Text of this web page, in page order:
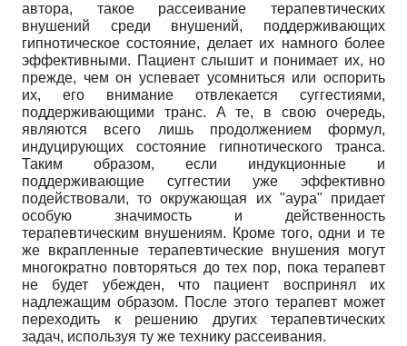
автора, такое рассеивание терапевтических
внушений среди внушений, поддерживающих
гипнотическое состояние, делает их намного более
эффективными. Пациент слышит и понимает их, но
прежде, чем он успевает усомниться или оспорить
их, его внимание отвлекается суггестиями,
поддерживающими транс. А те, в свою очередь,
являются всего лишь продолжением формул,
индуцирующих состояние гипнотического транса.
Таким образом, если индукционные и
поддерживающие суггестии уже эффективно
подействовали, то окружающая их "аура" придает
особую значимость и действенность
терапевтическим внушениям. Кроме того, одни и те
же вкрапленные терапевтические внушения могут
многократно повторяться до тех пор, пока терапевт
не будет убежден, что пациент воспринял их
надлежащим образом. После этого терапевт может
переходить к решению других терапевтических
задач, используя ту же технику рассеивания.